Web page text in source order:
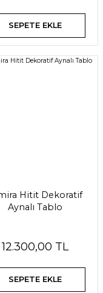
SEPETE EKLE
Hitit Dekoratif
Aynalı Tablo
12.300,00 TL
SEPETE EKLE